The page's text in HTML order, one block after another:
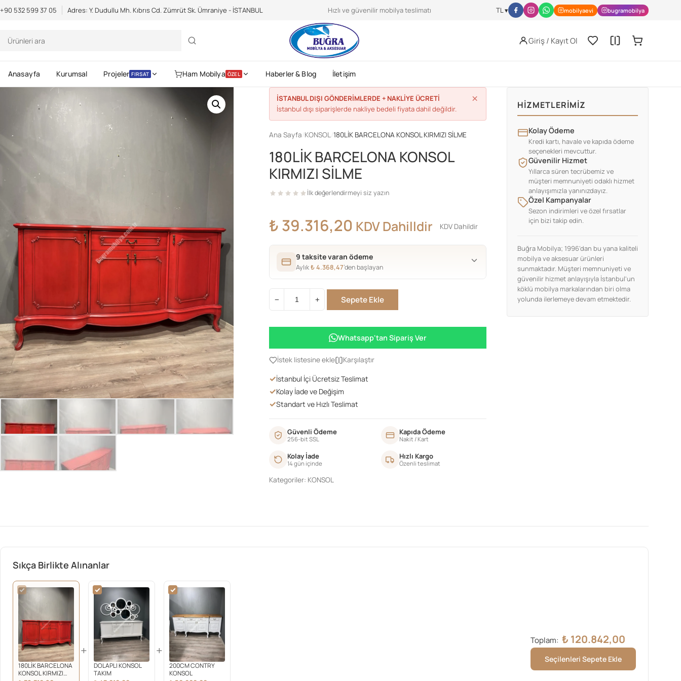
+90 532 599 37 05 Adres: Y. Dudullu Mh. Kıbrıs Cd. Zümrüt Sk. Ümraniye - İSTANBUL Hızlı ve güvenilir mobilya teslimatı TL ▾ mobilyaevi bugramobilya
Giriş / Kayıt Ol
Anasayfa Kurumsal Projeler FIRSAT Ham Mobilya ÖZEL Haberler & Blog İletişim
Kullanıcı adı veya e-posta
Beni hatırla
Giriş Yap
Parolanızı mı unuttunuz?
Parolanızı mı unuttunuz?
Hesap Oluştur
İSTANBUL DIŞI GÖNDERİMLERDE + NAKLİYE ÜCRETİ
İstanbul dışı siparişlerde nakliye bedeli fiyata dahil değildir.
×
Ana Sayfa KONSOL /180LİK BARCELONA KONSOL KIRMIZI SİLME
180LİK BARCELONA KONSOL
KIRMIZI SİLME
İlk değerlendirmeyi siz yazın
₺39.316,20 KDV Dahilldir KDV Dahildir
9 taksite varan ödeme
Aylık₺4.368,47’den başlayan
−
KONSOL
SİLME
+ Sepete Ekle
Whatsapp'tan Sipariş Ver
İstek listesine ekle Karşılaştır
✓İstanbul İçi Ücretsiz Teslimat
✓Kolay İade ve Değişim
✓Standart ve Hızlı Teslimat
Güvenli Ödeme
256-bit SSL
Kapıda Ödeme
Nakit / Kart
Kolay İade
14 gün içinde
Hızlı Kargo
Özenli teslimat
Kategoriler: KONSOL
HIZMETLERIMIZ
Kolay Ödeme
Kredi kartı, havale ve kapıda ödeme
seçenekleri mevcuttur.
Güvenilir Hizmet
Yıllarca süren tecrübemiz ve
müşteri memnuniyeti odaklı hizmet
anlayışımızla yanınızdayız.
Özel Kampanyalar
Sezon indirimleri ve özel fırsatlar
için bizi takip edin.
Buğra Mobilya; 1996'dan bu yana kaliteli
mobilya ve aksesuar ürünleri
sunmaktadır. Müşteri memnuniyeti ve
güvenilir hizmet anlayışıyla İstanbul'un
köklü mobilya markalarından biri olma
yolunda ilerlemeye devam etmektedir.
Sıkça Birlikte Alınanlar
180LİK BARCELONA
KONSOL KIRMIZI
+
DOLAPLI KONSOL
TAKIM
+
200CM CONTRY
KONSOL
Toplam: ₺ 120.842,00
Seçilenleri Sepete Ekle
Scientific Bodybuilding: an extensive catalog of pharmaceuticals - steroidilegalionline.it https://www.cdc.gov/physical-activity/nutrition/index.htmlJISSN Archive -https://